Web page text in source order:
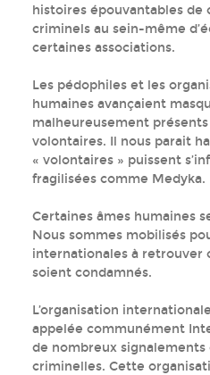
histoires épouvantables
criminels au sein-même
certaines associations.
Les pédophiles et les
humaines avançaient
malheureusement
volontaires. Il nous parait
« volontaires » puissent
fragilisées comme Medyka.
Certaines âmes humaines
Nous sommes mobilisés
internationales à retrouver
soient condamnés.
L’organisation
appelée communément
de nombreux signalements
criminelles. Cette